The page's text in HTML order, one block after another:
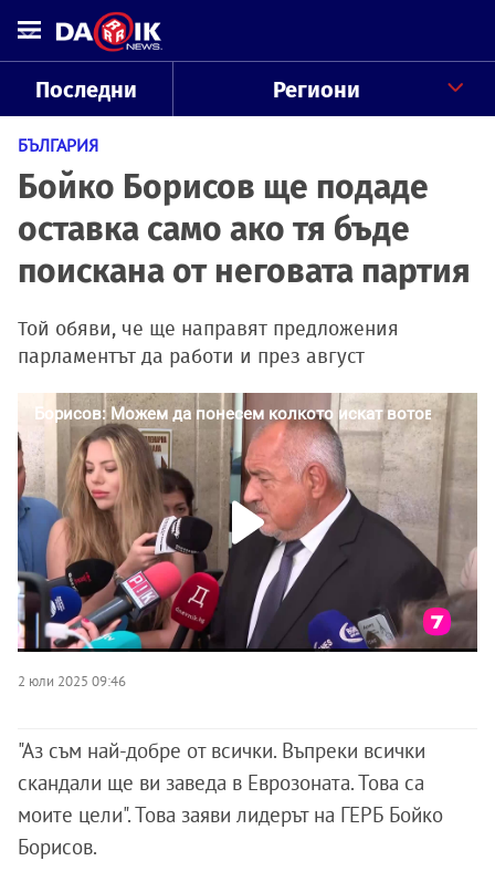
Последни Региони
БЪЛГАРИЯ
Бойко Борисов ще подаде
оставка само ако тя бъде
поискана от неговата партия
Той обяви, че ще направят предложения
парламентът да работи и през август
2 юли 2025 09:46
"Аз съм най-добре от всички. Въпреки всички
скандали ще ви заведа в Еврозоната. Това са
моите цели". Това заяви лидерът на ГЕРБ Бойко
Борисов.